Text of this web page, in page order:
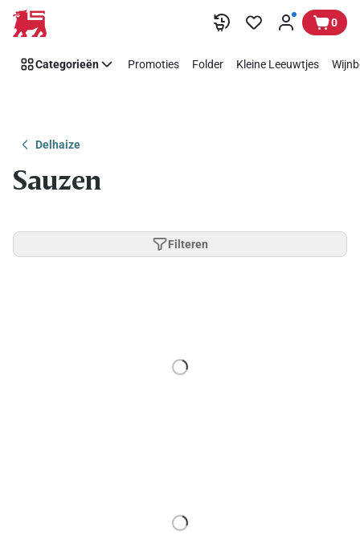
Overslaan 0
Categorieën Promoties Folder Kleine Leeuwtjes
Delhaize
Sauzen
Filteren